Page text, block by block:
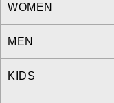
WOMEN
a.v.v
MICHEL KLEIN
MEN
a.v.v
KIDS